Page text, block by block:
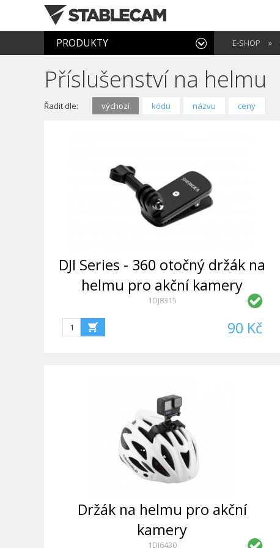
PRODUKTY E-SHOP »
Příslušenství na helmu
Řadit dle: výchozí kódu názvu ceny
DJI Series - 360 otočný držák na
helmu pro akční kamery
1DJ8315
90 Kč
Držák na helmu pro akční
kamery
1DJ6430